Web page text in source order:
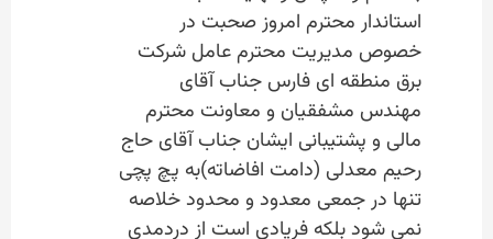
استاندار محترم امروز صحبت در
خصوص مدیریت محترم عامل شرکت
برق منطقه ای فارس جناب آقای
مهندس مشفقیان و معاونت محترم
مالی و پشتیبانی ایشان جناب آقای حاج
رحیم معدلی (دامت افاضاته)به پچ پچی
تنها در جمعی معدود و محدود خلاصه
نمی شود بلکه فریادی است از دردمدی